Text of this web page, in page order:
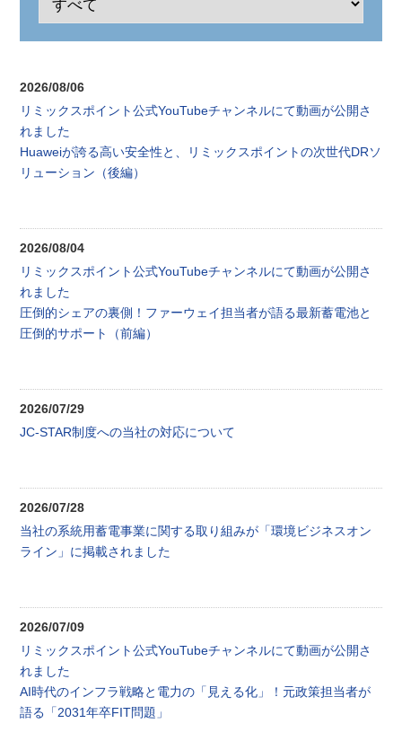
2026/08/06
リミックスポイント公式YouTubeチャンネルにて動画が公開さ
れました
Huaweiが誇る高い安全性と、リミックスポイントの次世代DRソ
リューション（後編）
2026/08/04
リミックスポイント公式YouTubeチャンネルにて動画が公開さ
れました
圧倒的シェアの裏側！ファーウェイ担当者が語る最新蓄電池と
圧倒的サポート（前編）
2026/07/29
JC-STAR制度への当社の対応について
2026/07/28
当社の系統用蓄電事業に関する取り組みが「環境ビジネスオン
ライン」に掲載されました
2026/07/09
リミックスポイント公式YouTubeチャンネルにて動画が公開さ
れました
AI時代のインフラ戦略と電力の「見える化」！元政策担当者が
語る「2031年卒FIT問題」